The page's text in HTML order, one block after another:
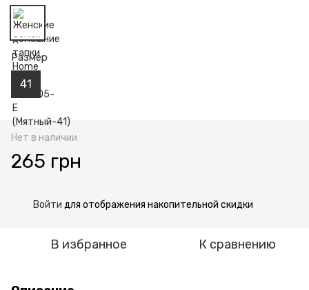
Размер
41
Нет в наличии
265 грн
Войти для отображения накопительной скидки
В избранное К сравнению